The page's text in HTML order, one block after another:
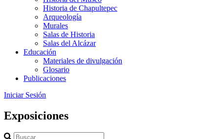
Historia de Chapultepec
Arqueología
Murales
Salas de Historia
Salas del Alcázar
Educación
Materiales de divulgación
Glosario
Publicaciones
Iniciar Sesión
Exposiciones